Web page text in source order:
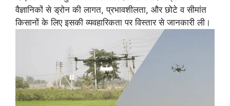
वैज्ञानिकों से ड्रोन की लागत, प्रभावशीलता, और छोटे व सीमांत
किसानों के लिए इसकी व्यवहारिकता पर विस्तार से जानकारी ली।